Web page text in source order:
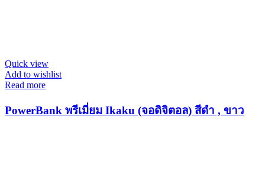
Quick view
Add to wishlist
Read more
PowerBank พรีเมี่ยม Ikaku (จอดิจิตอล) สีดำ , ขาว